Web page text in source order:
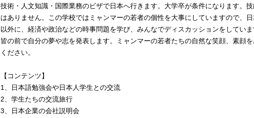
技術・人文知識・国際業務のビザで日本へ行きます。大学卒が条件になります。
はありません。この学校ではミャンマーの若者の個性を大事にしていますので、
以外に、経済や政治などの時事問題を学び、みんなでディスカッションをしてい
皆の前で自分の夢や志を発表します。ミャンマーの若者たちの自然な笑顔、素顔
ください。
【コンテンツ】
1、日本語勉強会や日本人学生との交流
2、学生たちの交流旅行
3、日本企業の会社説明会